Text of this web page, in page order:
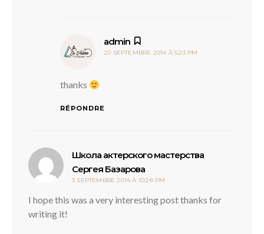
admin dit :
20 SEPTEMBRE 2014 À 5:23 PM
thanks
RÉPONDRE
Школа актерского мастерства
Сергея Базарова
3 SEPTEMBRE 2014 À 10:28 PM
I hope this was a very interesting post thanks for
writing it!